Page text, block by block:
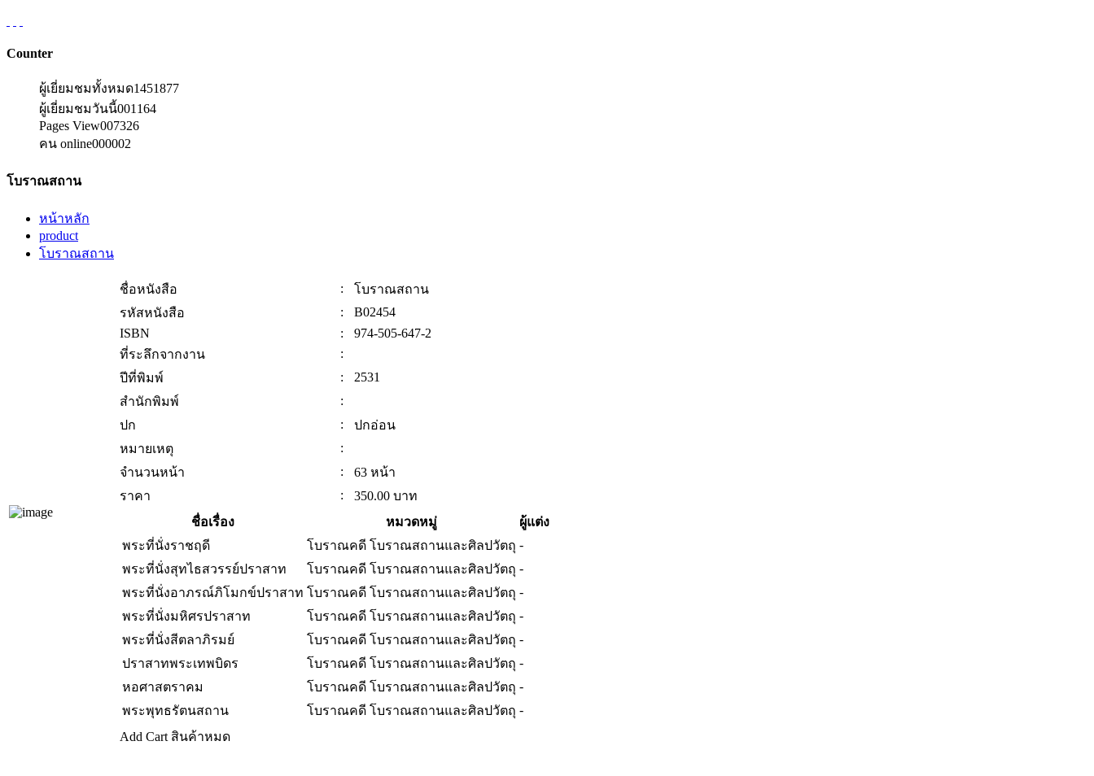
Counter
ผู้เยี่ยมชมทั้งหมด1451877
ผู้เยี่ยมชมวันนี้001164
Pages View007326
คน online000002
โบราณสถาน
หน้าหลัก
product
โบราณสถาน
ชื่อหนังสือ :
โบราณสถาน
รหัสหนังสือ
:
B02454
ISBN
:
974-505-647-2
ที่ระลึกจากงาน
:
ปีที่พิมพ์
:
2531
สำนักพิมพ์
:
ปก
:
ปกอ่อน
หมายเหตุ
:
จำนวนหน้า
:
63 หน้า
ราคา
: 350.00 บาท
ชื่อเรื่อง
หมวดหมู่
ผู้แต่ง
พระที่นั่งราชฤดี
โบราณคดี โบราณสถานและศิลปวัตถุ -
พระที่นั่งสุทไธสวรรย์ปราสาท
โบราณคดี โบราณสถานและศิลปวัตถุ -
พระที่นั่งอาภรณ์ภิโมกข์ปราสาท โบราณคดี โบราณสถานและศิลปวัตถุ -
พระที่นั่งมหิศรปราสาท
โบราณคดี โบราณสถานและศิลปวัตถุ -
พระที่นั่งสีตลาภิรมย์
โบราณคดี โบราณสถานและศิลปวัตถุ -
ปราสาทพระเทพบิดร
โบราณคดี โบราณสถานและศิลปวัตถุ -
หอศาสตราคม
โบราณคดี โบราณสถานและศิลปวัตถุ -
พระพุทธรัตนสถาน
โบราณคดี โบราณสถานและศิลปวัตถุ -
Add Cart สินค้าหมด